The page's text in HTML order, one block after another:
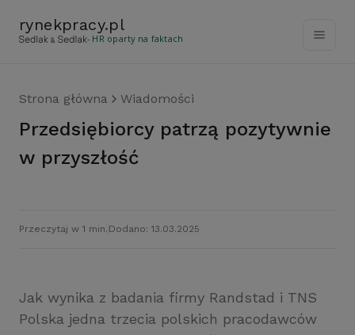
rynekpracy.pl
- HR oparty na faktach
Strona główna Wiadomości
Przedsiębiorcy patrzą pozytywnie
w przyszłość
Przeczytaj w 1 min. Dodano: 13.03.2025
Jak wynika z badania firmy Randstad i TNS
Polska jedna trzecia polskich pracodawców